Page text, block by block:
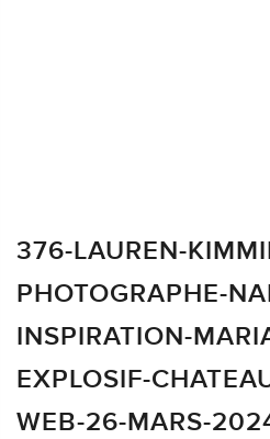
376-LAUREN-
PHOTOGRAPHE-
INSPIRATION-
EXPLOSIF-
WEB-26-MARS-